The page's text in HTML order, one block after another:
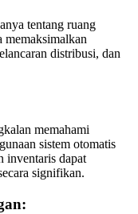
tentang ruang
memaksimalkan
distribusi, dan
memahami
sistem otomatis
inventaris dapat
signifikan.